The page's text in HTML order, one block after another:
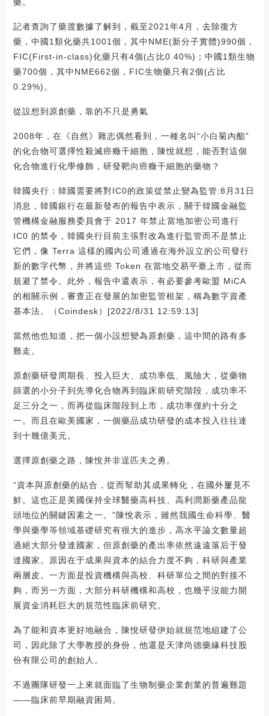
記者查詢了藥渡數據了解到，截至2021年4月，去除復方
藥，中國1類化藥共1001個，其中NME(新分子實體)990個，
FIC(First-in-class)化藥只有4個(占比0.40%)；中國1類生物
藥700個，其中NME662個，FIC生物藥只有2個(占比
0.29%)。
從設想到原創藥，靠的不只是勇氣
2008年，在《自然》雜志偶然看到，一種名叫“小白菊內酯”
的化合物可選擇性殺滅癌癥干細胞，陳悅就想，能否對這個
化合物進行化學修飾，研發靶向癌癥干細胞的藥物？
韓國央行：韓國需要將對IC0的政策從禁止變為監管:8月31日
消息，韓國銀行在最新發布的報告中表示，關于韓國金融監
管機構金融服務委員會于 2017 年禁止當地加密公司進行
IC0 的禁令，韓國央行目前主張對改為進行監管而不是禁止
它們，像 Terra 這樣的國內公司通過在海外設立的公司發行
新的數字代幣，并將這些 Token 在當地交易平臺上市，從而
規避了禁令。此外，報告中還表示，有必要參考歐盟 MiCA
的相關示例，審查正在發展的加密監管框架，稱為數字資產
基本法。（Coindesk）[2022/8/31 12:59:13]
當然他也知道，把一個小設想變為原創藥，這中間的路有多
難走。
原創藥研發周期長、投入巨大、成功率低、風險大，從藥物
篩選的小分子到先導化合物再到臨床前研究階段，成功率不
足三分之一，而再從臨床階段到上市，成功率僅約十分之
一。而且在歐美國家，一個藥品成功研發的成本投入往往達
到十幾億美元。
選擇原創藥之路，陳悅并非逞匹夫之勇。
“資本與原創藥的結合，從而幫助其成果轉化，在國外屢見不
鮮。這也正是美國保持全球醫藥高科技、高利潤新藥產品龍
頭地位的關鍵因素之一。”陳悅表示，雖然我國生命科學、醫
學與藥學等領域基礎研究有很大的進步，高水平論文數量超
過絕大部分發達國家，但原創藥的產出率依然遠遠落后于發
達國家。原因在于成果與資本的結合力度不夠，科研與產業
兩層皮。一方面是投資機構與高校、科研單位之間的對接不
夠，而另一方面，大部分科研機構和高校，也幾乎沒能力開
展資金消耗巨大的規范性臨床前研究。
為了能和資本更好地融合，陳悅研發伊始就規范地組建了公
司，因此除了大學教授的身份，他還是天津尚德藥緣科技股
份有限公司的創始人。
不過團隊研發一上來就面臨了生物制藥企業創業的普遍難題
——臨床前早期融資困局。